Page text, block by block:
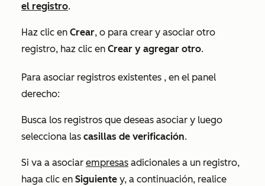
el registro.
Haz clic en Crear, o para crear y asociar otro
registro, haz clic en Crear y agregar otro.
Para asociar registros existentes , en el panel
derecho:
Busca los registros que deseas asociar y luego
selecciona las casillas de verificación.
Si va a asociar empresas adicionales a un registro,
haga clic en Siguiente y, a continuación, realice